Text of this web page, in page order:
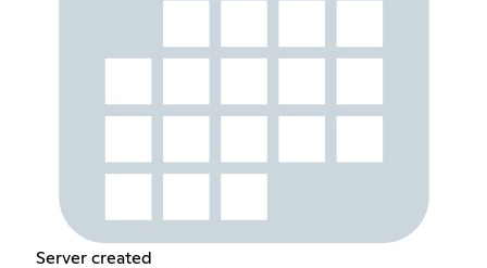
Server created